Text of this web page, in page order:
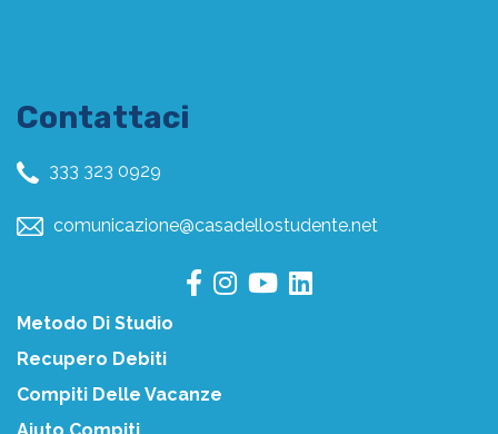
Contattaci
333 323 0929
comunicazione@casadellostudente.net
Metodo Di Studio
Recupero Debiti
Compiti Delle Vacanze